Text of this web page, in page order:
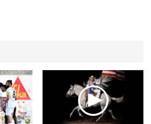
ΣΥΝΔΕΣΗ
Απόψεις
Αρθρογραφία